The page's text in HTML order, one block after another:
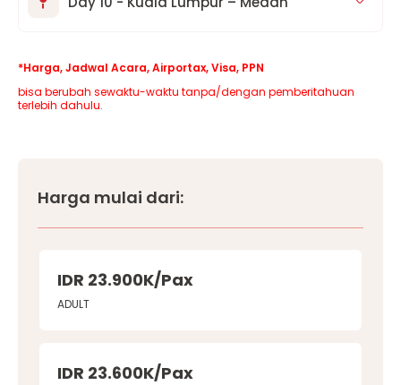
*Harga, Jadwal Acara, Airportax, Visa, PPN
bisa berubah sewaktu-waktu tanpa/dengan pemberitahuan
terlebih dahulu.
Harga mulai dari:
IDR 23.900K/Pax
ADULT
IDR 23.600K/Pax